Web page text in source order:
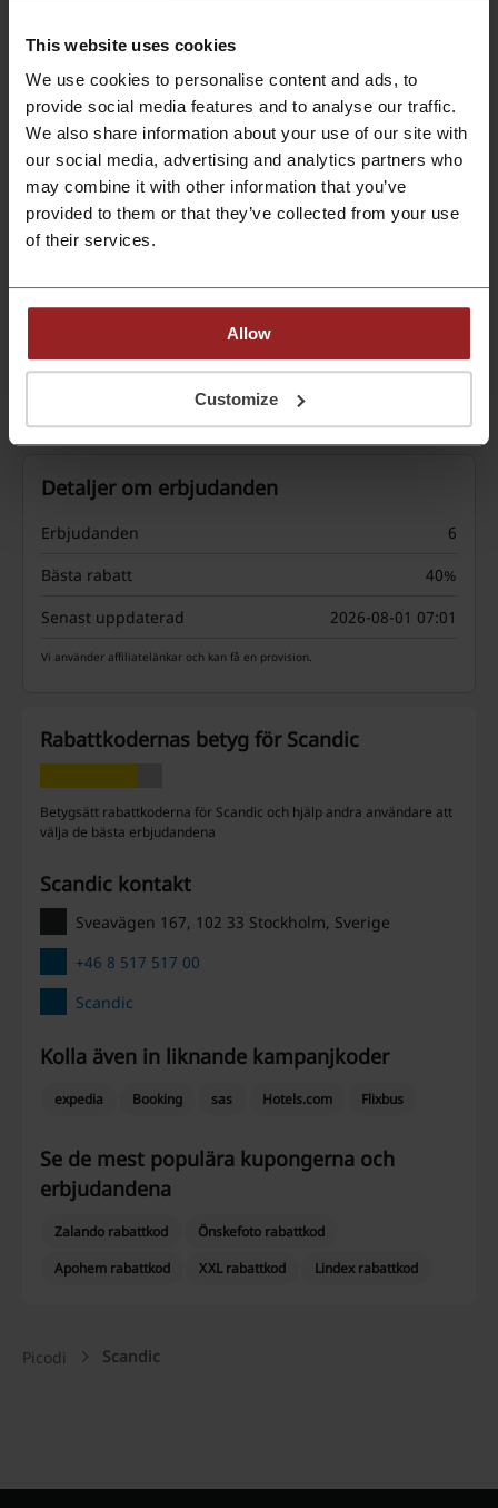
This website uses cookies
We use cookies to personalise content and ads, to
provide social media features and to analyse our traffic.
We also share information about your use of our site with
our social media, advertising and analytics partners who
may combine it with other information that you’ve
provided to them or that they’ve collected from your use
of their services.
Allow
Customize
PROMO
Njut av fantastiska erbjudanden varje dag! Dra
kampanjer och cashback-erbjudanden och
Se rabatt
Utgår: Pågående
20%
20% rabatt på helger hos Scandic
Se rabatt
Utgår: Pågående
Detaljer om erbjudanden
Erbjudanden
6
Bästa rabatt
40%
Senast uppdaterad
2026-08-01 07:01
Vi använder affiliatelänkar och kan få en provision.
Rabattkodernas betyg för Scandic
Betygsätt rabattkoderna för Scandic och hjälp andra användare att
välja de bästa erbjudandena
Scandic kontakt
Sveavägen 167, 102 33 Stockholm, Sverige
+46 8 517 517 00
Scandic
Kolla även in liknande kampanjkoder
expedia Booking sas Hotels.com Flixbus
Se de mest populära kupongerna och
erbjudandena
Zalando rabattkod
Önskefoto rabattkod
Apohem rabattkod
XXL rabattkod Lindex rabattkod
Picodi Scandic